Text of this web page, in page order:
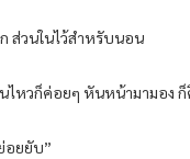
ส่วนในไว้สำหรับนอน
หวก็ค่อยๆ หันหน้ามามอง
อยยับ”